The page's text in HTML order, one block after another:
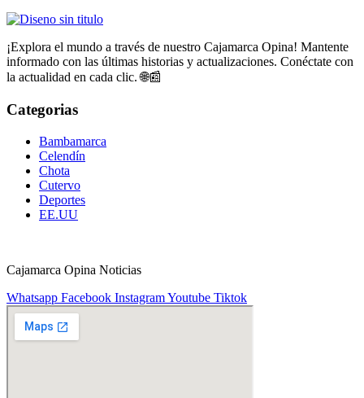
¡Explora el mundo a través de nuestro Cajamarca Opina! Mantente
informado con las últimas historias y actualizaciones. Conéctate con
la actualidad en cada clic. 🌐📰
Categorias
Bambamarca
Celendín
Chota
Cutervo
Deportes
EE.UU
Cajamarca Opina Noticias
Whatsapp Facebook InstagramYoutube Tiktok